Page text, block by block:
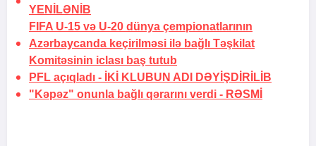
YENİLƏNİB
FIFA U-15 və U-20 dünya çempionatlarının
Azərbaycanda keçirilməsi ilə bağlı Təşkilat
Komitəsinin iclası baş tutub
PFL açıqladı -
İKİ KLUBUN ADI DƏYİŞDİRİLİB
"Kəpəz" onunla bağlı qərarını verdi - RƏSMİ